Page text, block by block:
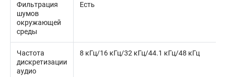
Фильтрация
шумов
окружающей
среды
Есть
Частота
дискретизации
аудио
8 кГц/16 кГц/32 кГц/44.1 кГц/48 кГц